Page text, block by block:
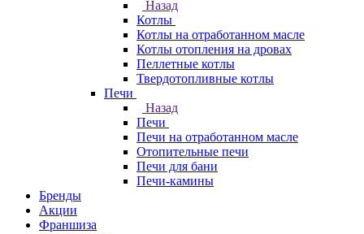
Назад
Котлы
Котлы на отработанном масле
Котлы отопления на дровах
Пеллетные котлы
Твердотопливные котлы
Печи
Назад
Печи
Печи на отработанном масле
Отопительные печи
Печи для бани
Печи-камины
Бренды
Акции
Франшиза